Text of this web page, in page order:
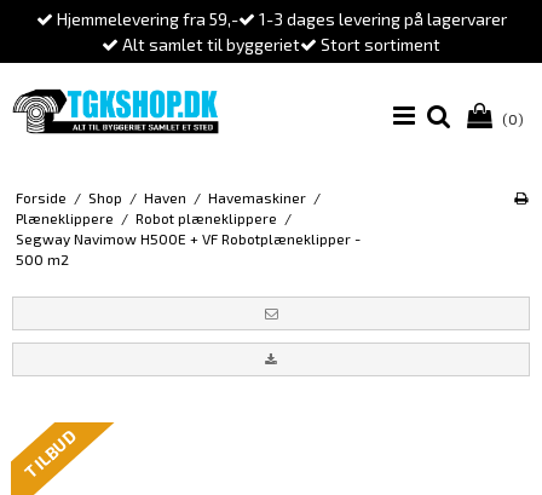
Hjemmelevering fra 59,-
1-3 dages levering på lagervarer
Alt samlet til byggeriet
Stort sortiment
(0)
Forside / Shop / Haven / Havemaskiner /
Plæneklippere / Robot plæneklippere /
Segway Navimow H500E + VF Robotplæneklipper -
500 m2
TILBUD